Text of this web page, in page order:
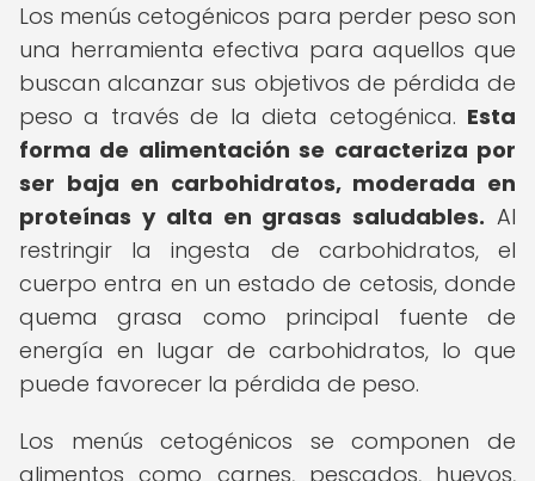
Los menús cetogénicos para perder peso son
una herramienta efectiva para aquellos que
buscan alcanzar sus objetivos de pérdida de
peso a través de la dieta cetogénica. Esta
forma de alimentación se caracteriza por
ser baja en carbohidratos, moderada en
proteínas y alta en grasas saludables. Al
restringir la ingesta de carbohidratos, el
cuerpo entra en un estado de cetosis, donde
quema grasa como principal fuente de
energía en lugar de carbohidratos, lo que
puede favorecer la pérdida de peso.
Los menús cetogénicos se componen de
alimentos como carnes, pescados, huevos,